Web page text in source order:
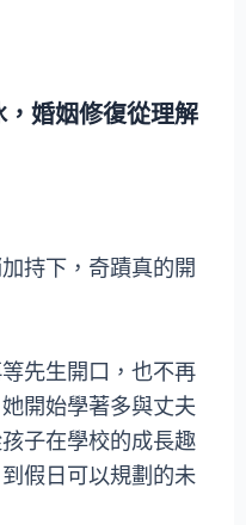
婚姻修復從理解
持下，奇蹟真的開
先生開口，也不再
開始學著多與丈夫
子在學校的成長趣
假日可以規劃的未